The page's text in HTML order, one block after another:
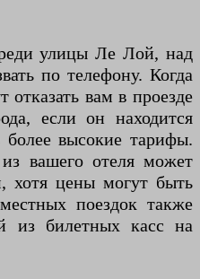
улицы Ле Лой, над
по телефону. Когда
отказать вам в проезде
если он находится
высокие тарифы.
вашего отеля может
хотя цены могут быть
поездок также
из билетных касс на